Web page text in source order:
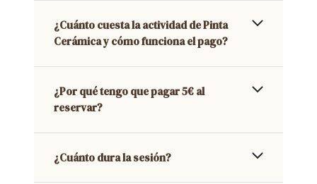
¿Cuánto cuesta la actividad de Pinta
Cerámica y cómo funciona el pago?
¿Por qué tengo que pagar 5€ al
reservar?
¿Cuánto dura la sesión?